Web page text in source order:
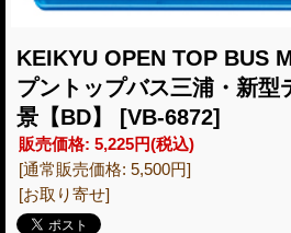
KEIKYU OPEN TOP BUS
プントップバス三浦・新型
景【BD】
[VB-6872]
販売価格: 5,225円(税込)
[通常販売価格: 5,500円]
[お取り寄せ]